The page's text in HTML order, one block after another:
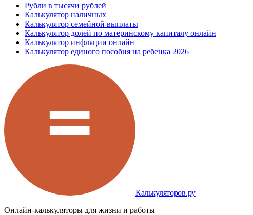
Рубли в тысячи рублей
Калькулятор наличных
Калькулятор семейной выплаты
Калькулятор долей по материнскому капиталу онлайн
Калькулятор инфляции онлайн
Калькулятор единого пособия на ребенка 2026
Калькуляторов.ру
Онлайн-калькуляторы для жизни и работы